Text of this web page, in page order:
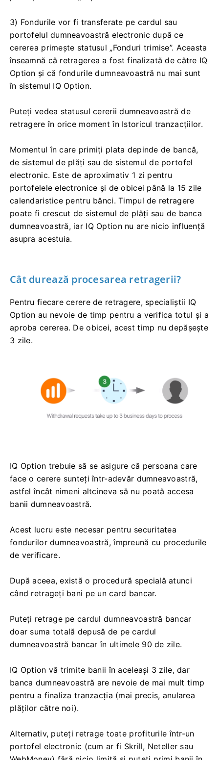
3) Fondurile vor fi transferate pe cardul sau
portofelul dumneavoastră electronic după ce
cererea primește statusul „Fonduri trimise”. Aceasta
înseamnă că retragerea a fost finalizată de către IQ
Option și că fondurile dumneavoastră nu mai sunt
în sistemul IQ Option.
Puteți vedea statusul cererii dumneavoastră de
retragere în orice moment în Istoricul tranzacțiilor.
Momentul în care primiți plata depinde de bancă,
de sistemul de plăți sau de sistemul de portofel
electronic. Este de aproximativ 1 zi pentru
portofelele electronice și de obicei până la 15 zile
calendaristice pentru bănci. Timpul de retragere
poate fi crescut de sistemul de plăți sau de banca
dumneavoastră, iar IQ Option nu are nicio influență
asupra acestuia.
Cât durează procesarea retragerii?
Pentru fiecare cerere de retragere, specialiștii IQ
Option au nevoie de timp pentru a verifica totul și a
aproba cererea. De obicei, acest timp nu depășește
3 zile.
IQ Option trebuie să se asigure că persoana care
face o cerere sunteți într-adevăr dumneavoastră,
astfel încât nimeni altcineva să nu poată accesa
banii dumneavoastră.
Acest lucru este necesar pentru securitatea
fondurilor dumneavoastră, împreună cu procedurile
de verificare.
După aceea, există o procedură specială atunci
când retrageți bani pe un card bancar.
Puteți retrage pe cardul dumneavoastră bancar
doar suma totală depusă de pe cardul
dumneavoastră bancar în ultimele 90 de zile.
IQ Option vă trimite banii în aceleași 3 zile, dar
banca dumneavoastră are nevoie de mai mult timp
pentru a finaliza tranzacția (mai precis, anularea
plăților către noi).
Alternativ, puteți retrage toate profiturile într-un
portofel electronic (cum ar fi Skrill, Neteller sau